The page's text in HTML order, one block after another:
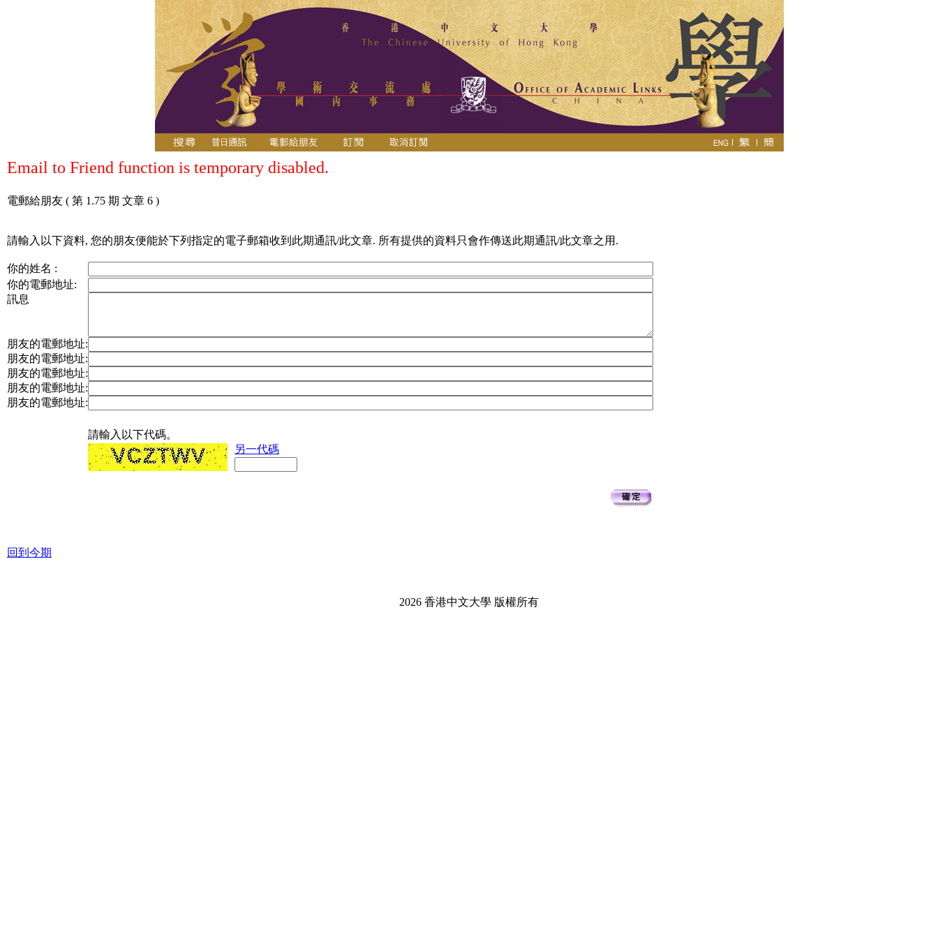
Email to Friend function is temporary disabled.
電郵給朋友 ( 第 1.75 期 文章 6 )
請輸入以下資料, 您的朋友便能於下列指定的電子郵箱收到此期通訊/此文章. 所有提供的資料只會作傳送此期通訊/此文章之用.
你的姓名 :
你的電郵地址:
訊息
朋友的電郵地址:
朋友的電郵地址:
朋友的電郵地址:
朋友的電郵地址:
朋友的電郵地址:
請輸入以下代碼。
另一代碼
回到今期
2026 香港中文大學 版權所有